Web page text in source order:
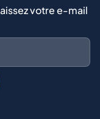
votre e-mail